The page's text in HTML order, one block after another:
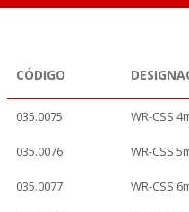
CÓDIGO
035.0075 WR-CSS
035.0076 WR-CSS
035.0077 WR-CSS